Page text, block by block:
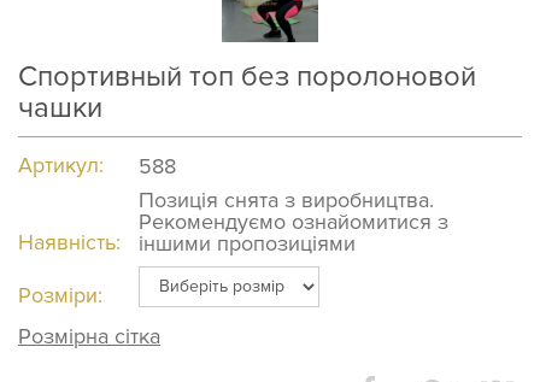
Спортивный топ без поролоновой
чашки
Артикул: 588
Наявність:
Позиція снята з виробництва.
Рекомендуємо ознайомитися з
іншими пропозиціями
Розміри:
Розмірна сітка